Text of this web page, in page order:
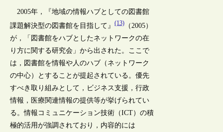
2005年，『地域の情報ハブとしての図書館
課題解決型の図書館を目指して』(13)（2005）
が，「図書館をハブとしたネットワークの在
り方に関する研究会」から出された。ここで
は，図書館を情報や人のハブ（ネットワーク
の中心）とすることが提起されている。優先
すべき取り組みとして，ビジネス支援，行政
情報，医療関連情報の提供等が挙げられてい
る。情報コミュニケーション技術（ICT）の積
極的活用が強調されており，内容的には